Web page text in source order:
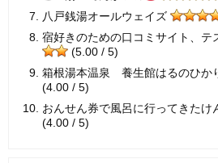
八戸銭湯オールウェイズ
宿好きのための口コミサイト、テ
(5.00 / 5)
箱根湯本温泉 養生館はるのひか
(4.00 / 5)
おんせん券で風呂に行ってきたけ
(4.00 / 5)